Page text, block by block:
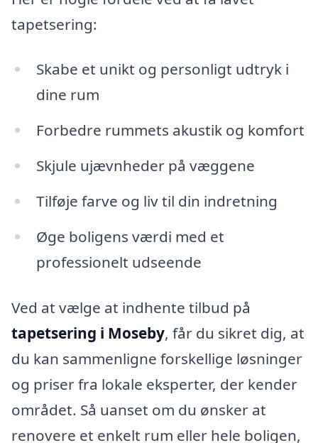
tapetsering:
Skabe et unikt og personligt udtryk i
dine rum
Forbedre rummets akustik og komfort
Skjule ujævnheder på væggene
Tilføje farve og liv til din indretning
Øge boligens værdi med et
professionelt udseende
Ved at vælge at indhente tilbud på
tapetsering i Moseby, får du sikret dig, at
du kan sammenligne forskellige løsninger
og priser fra lokale eksperter, der kender
området. Så uanset om du ønsker at
renovere et enkelt rum eller hele boligen,